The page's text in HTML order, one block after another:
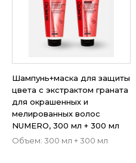
Шампунь+маска для защиты
цвета с экстрактом граната
для окрашенных и
мелированных волос
NUMERO, 300 мл + 300 мл
Объем: 300 мл + 300 мл